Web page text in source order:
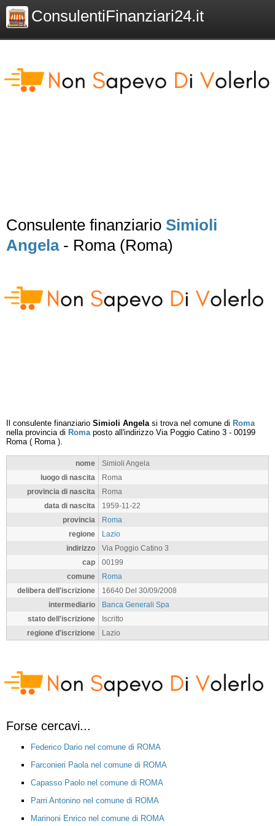
ConsulentiFinanziari24.it
Consulente finanziario Simioli
Angela- Roma (Roma)
Il consulente finanziario Simioli Angelasi trova nel comune di Roma
nella provincia di Romaposto all'indirizzo Via Poggio Catino 3 - 00199
Roma( Roma).
nome
Simioli Angela
luogo di nascita
Roma
provincia di nascita
Roma
data di nascita
1959-11-22
provincia
Roma
regione
Lazio
indirizzo
Via Poggio Catino 3
cap
00199
comune
Roma
delibera dell'iscrizione
16640 Del 30/09/2008
intermediario
Banca Generali Spa
stato dell'iscrizione
Iscritto
regione d'iscrizione
Lazio
Forse cercavi...
Federico Dario nel comune di ROMA
Farconieri Paola nel comune di ROMA
Capasso Paolo nel comune di ROMA
Parri Antonino nel comune di ROMA
Marinoni Enrico nel comune di ROMA